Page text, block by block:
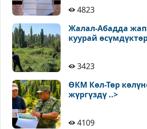
4823
Жалал-Абадда
куурай
3423
ӨКМ Көл-Төр
жүргүздү ..>
4109